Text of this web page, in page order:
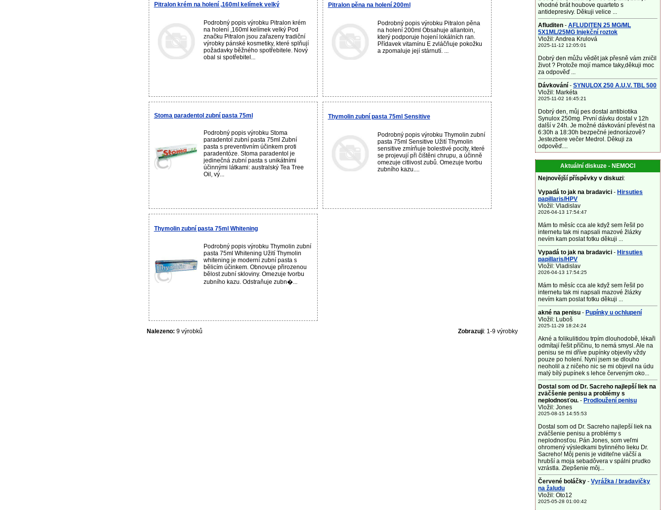
Pitralon krém na holení ,160ml kelímek velký
Podrobný popis výrobku Pitralon krém
na holení ,160ml kelímek velký Pod
značku Pitralon jsou zařazeny tradiční
výrobky pánské kosmetiky, které splňují
požadavky běžného spotřebitele. Nový
obal si spotřebitel...
Pitralon pěna na holení 200ml
Podrobný popis výrobku Pitralon pěna
na holení 200ml Obsahuje allantoin,
který podporuje hojení lokálních ran.
Přídavek vitamínu E zvláčňuje pokožku
a zpomaluje její stárnutí. ...
Stoma paradentol zubní pasta 75ml
Podrobný popis výrobku Stoma
paradentol zubní pasta 75ml Zubní
pasta s preventivním účinkem proti
paradentóze. Stoma paradentol je
jedinečná zubní pasta s unikátními
účinnými látkami: australský Tea Tree
Oil, vý...
Thymolin zubní pasta 75ml Sensitive
Podrobný popis výrobku Thymolin zubní
pasta 75ml Sensitive Užití Thymolin
sensitive zmírňuje bolestivé pocity, které
se projevují při čištěni chrupu, a účinně
omezuje citlivost zubů. Omezuje tvorbu
zubního kazu....
Thymolin zubní pasta 75ml Whitening
Podrobný popis výrobku Thymolin zubní
pasta 75ml Whitening Užití Thymolin
whitening je moderní zubní pasta s
bělicím účinkem. Obnovuje přirozenou
bělost zubní skloviny. Omezuje tvorbu
zubního kazu. Odstraňuje zubn�...
Nalezeno: 9 výrobků Zobrazuji: 1-9 výrobky
vhodné brát houbove quarteto s
antidepresivy. Děkuji velice ...
Afluditen - AFLUDITEN 25 MG/ML
5X1ML/25MG Injekční roztok
Vložil: Andrea Krulová
2025-11-12 12:05:01
Dobrý den můžu vědět jak přesně vám zničil
život ? Protože mojí mamce taky,děkuji moc
za odpověď ...
Dávkování - SYNULOX 250 A.U.V. TBL 500
Vložil: Markéta
2025-11-02 16:45:21
Dobrý den, můj pes dostal antibiotika
Synulox 250mg. První dávku dostal v 12h
další v 24h. Je možné dávkování převést na
6:30h a 18:30h bezpečné jednorázově?
Jestezbere večer Medrol. Děkuji za
odpověď....
Aktuální diskuze - NEMOCI
Nejnovější příspěvky v diskuzi:
Vypadá to jak na bradavici - Hirsuties
papillaris/HPV
Vložil: Vladislav
2026-04-13 17:54:47
Mám to měsíc cca ale když sem řešil po
internetu tak mi napsali mazové žlázky
nevím kam poslat fotku děkuji ...
Vypadá to jak na bradavici - Hirsuties
papillaris/HPV
Vložil: Vladislav
2026-04-13 17:54:25
Mám to měsíc cca ale když sem řešil po
internetu tak mi napsali mazové žlázky
nevím kam poslat fotku děkuji ...
akné na penisu - Pupínky u ochlupení
Vložil: Luboš
2025-11-29 18:24:24
Akné a folikulitidou trpím dlouhodobě, lékaři
odmítají řešit příčinu, to nemá smysl. Ale na
penisu se mi dříve pupínky objevily vždy
pouze po holení. Nyní jsem se dlouho
neoholil a z ničeho nic se mi objevil na údu
malý bílý pupínek s lehce červeným oko...
Dostal som od Dr. Sacreho najlepší liek na
zväčšenie penisu a problémy s
neplodnosťou. - Prodloužení penisu
Vložil: Jones
2025-08-15 14:55:53
Dostal som od Dr. Sacreho najlepší liek na
zväčšenie penisu a problémy s
neplodnosťou. Pán Jones, som veľmi
ohromený výsledkami bylinného lieku Dr.
Sacreho! Môj penis je viditeľne väčší a
hrubší a moja sebadôvera v spálni prudko
vzrástla. Zlepšenie môj...
Červené boláčky - Vyrážka / bradavičky
na žaludu
Vložil: Oto12
2025-05-28 01:00:42